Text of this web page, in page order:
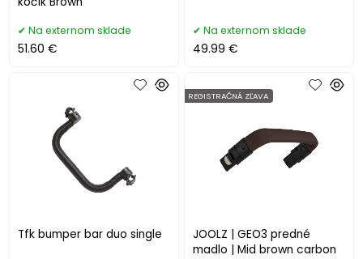
Na externom sklade
51.60 €
Na externom sklade
49.99 €
Tfk bumper bar duo single
JOOLZ | GEO3 predné
madlo | Mid brown carbon
REGISTRAČNÁ ZĽAVA